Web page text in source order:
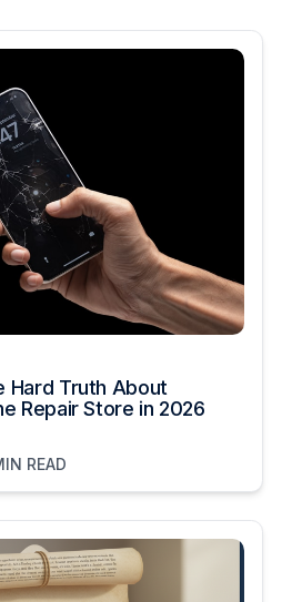
Hard Truth About
Repair Store in 2026
READ